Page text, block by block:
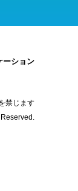
ーション
禁じます